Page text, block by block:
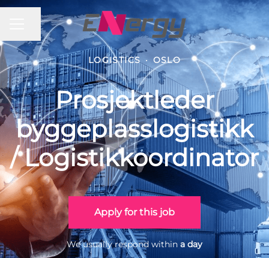
CAREER MENU
Share page
LOGISTICS · OSLO
Prosjektleder
byggeplasslogistikk
/ Logistikkoordinator
Apply for this job
We usually respond within a day